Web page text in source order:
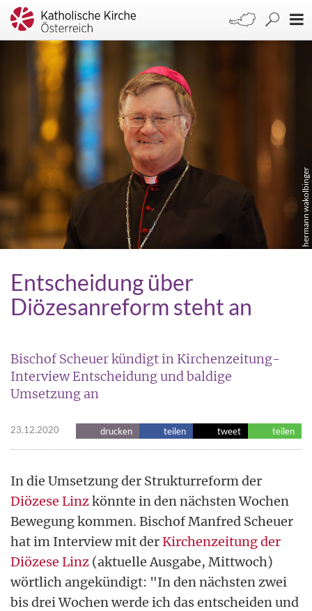
hermann wakolbinger
Entscheidung über
Diözesanreform steht an
Bischof Scheuer kündigt in Kirchenzeitung-
Interview Entscheidung und baldige
Umsetzung an
23.12.2020 drucken teilen tweet teilen
In die Umsetzung der Strukturreform der
Diözese Linzkönnte in den nächsten Wochen
Bewegung kommen. Bischof Manfred Scheuer
hat im Interview mit derKirchenzeitung der
Diözese Linz (aktuelle Ausgabe, Mittwoch)
wörtlich angekündigt: "In den nächsten zwei
bis drei Wochen werde ich das entscheiden und